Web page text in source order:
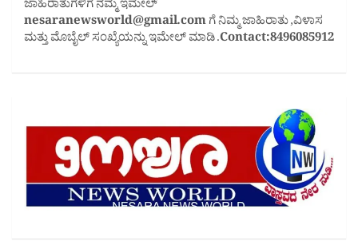
ಜಾಹಿರಾತುಗಳಿಗೆ ನಮ್ಮ ಇಮೇಲ್
nesaranewsworld@gmail.comಗೆ ನಿಮ್ಮ ಜಾಹಿರಾತು ,ವಿಳಾಸ
ಮತ್ತು ಮೊಬೈಲ್ ಸಂಖ್ಯೆಯನ್ನು ಇಮೇಲ್ ಮಾಡಿ .Contact:8496085912